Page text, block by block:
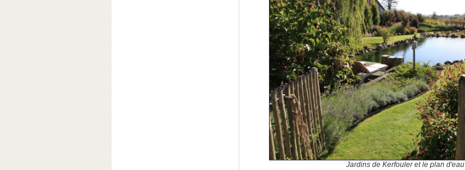
Jardins de Kerfouler et le plan d'eau